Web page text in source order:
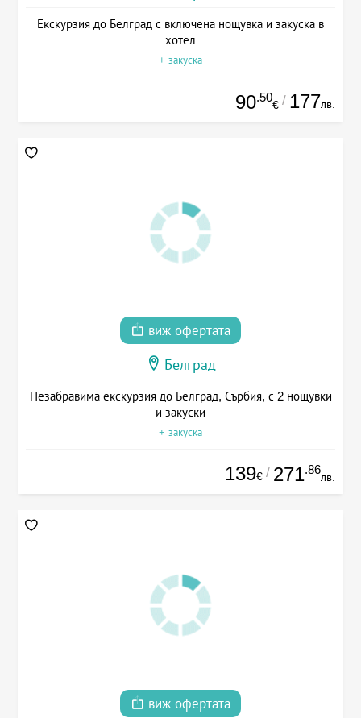
Екскурзия до Белград с включена нощувка и закуска в
хотел
+ закуска
90.50
€ / 177лв.
виж офертата
Белград
Незабравима екскурзия до Белград, Сърбия, с 2 нощувки
и закуски
+ закуска
139€ / 271.86
лв.
виж офертата